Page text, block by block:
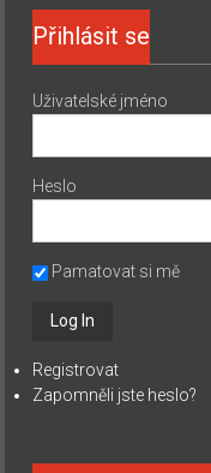
Přihlásit se
Uživatelské jméno
Heslo
Pamatovat si mě
Registrovat
Zapomněli jste heslo?